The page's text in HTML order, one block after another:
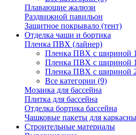
Плавающие жалюзи
Раздвижной павильон
Защитное покрывало (тент)
Отделка чаши и бортика
Пленка ПВХ (лайнер)
Пленка ПВХ с шириной
Пленка ПВХ с шириной
Пленка ПВХ с шириной
Все категории (9)
Мозаика для бассейна
Плитка для бассейна
Отделка бортика бассейна
Чашковые пакеты для
Строительные материалы